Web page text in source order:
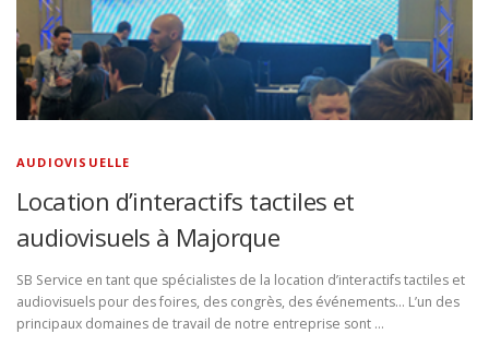
AUDIOVISUELLE
Location d’interactifs tactiles et
audiovisuels à Majorque
SB Service en tant que spécialistes de la location d’interactifs tactiles et
audiovisuels pour des foires, des congrès, des événements… L’un des
principaux domaines de travail de notre entreprise sont …